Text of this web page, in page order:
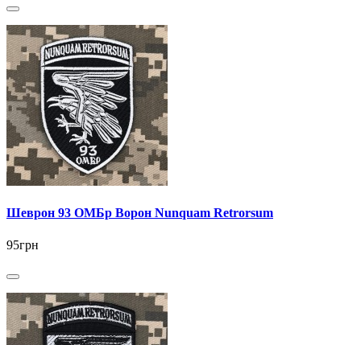
Шеврон 93 ОМБр Ворон Nunquam Retrorsum
95грн